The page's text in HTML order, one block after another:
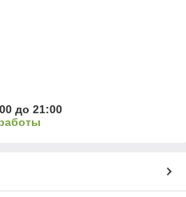
до 21:00